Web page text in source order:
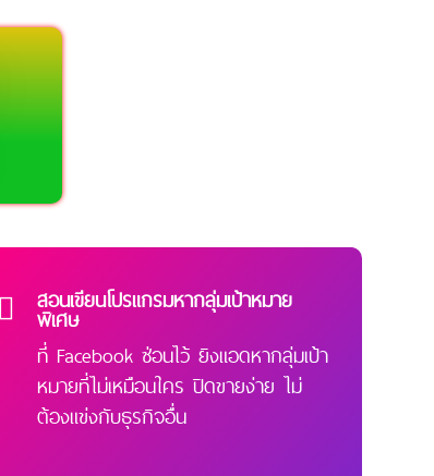
สอนเขียนโปรแกรมหากลุ่มเป้าหมาย
พิเศษ
ที่ Facebook ซ่อนไว้ ยิงแอดหากลุ่มเป้า
หมายที่ไม่เหมือนใคร ปิดขายง่าย ไม่
ต้องแข่งกับธุรกิจอื่น